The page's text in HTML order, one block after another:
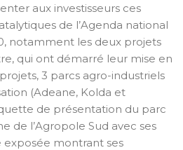
aux investisseurs ces
de l’Agenda national
notamment les deux projets
qui ont démarré leur mise en
3 parcs agro-industriels
(Adeane, Kolda et
de présentation du parc
de l’Agropole Sud avec ses
exposée montrant ses